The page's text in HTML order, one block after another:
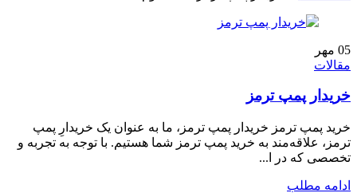
05 مهر
مقالات
خریدار پمپ ترمز
خرید پمپ ترمز خریدار پمپ ترمز، ما به عنوان یک خریدارِ پمپ
ترمز، علاقه‌مند به خرید پمپ ترمز شما هستیم. با توجه به تجربه و
تخصصی که در ا...
ادامه مطلب